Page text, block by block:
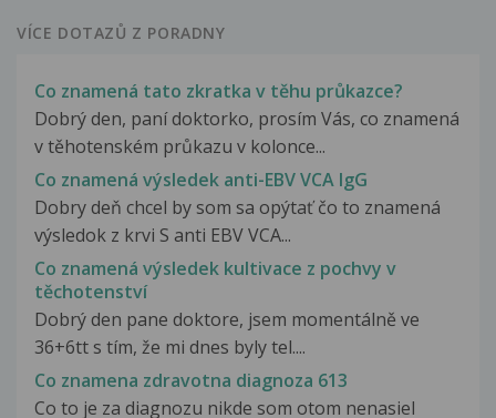
VÍCE DOTAZŮ Z PORADNY
Co znamená tato zkratka v těhu průkazce?
Dobrý den, paní doktorko, prosím Vás, co znamená
v těhotenském průkazu v kolonce...
Co znamená výsledek anti-EBV VCA IgG
Dobry deň chcel by som sa opýtať čo to znamená
výsledok z krvi S anti EBV VCA...
Co znamená výsledek kultivace z pochvy v
těchotenství
Dobrý den pane doktore, jsem momentálně ve
36+6tt s tím, že mi dnes byly tel....
Co znamena zdravotna diagnoza 613
Co to je za diagnozu nikde som otom nenasiel